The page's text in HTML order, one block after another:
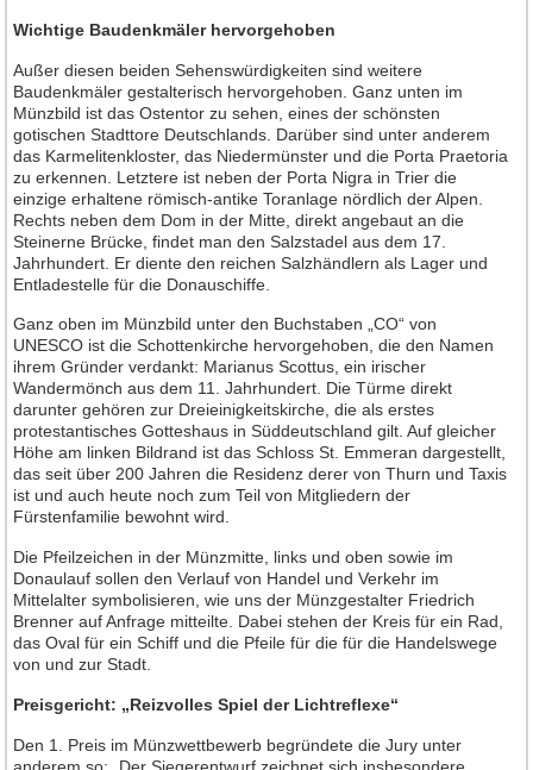
Wichtige Baudenkmäler hervorgehoben
Außer diesen beiden Sehenswürdigkeiten sind weitere
Baudenkmäler gestalterisch hervorgehoben. Ganz unten im
Münzbild ist das Ostentor zu sehen, eines der schönsten
gotischen Stadttore Deutschlands. Darüber sind unter anderem
das Karmelitenkloster, das Niedermünster und die Porta Praetoria
zu erkennen. Letztere ist neben der Porta Nigra in Trier die
einzige erhaltene römisch-antike Toranlage nördlich der Alpen.
Rechts neben dem Dom in der Mitte, direkt angebaut an die
Steinerne Brücke, findet man den Salzstadel aus dem 17.
Jahrhundert. Er diente den reichen Salzhändlern als Lager und
Entladestelle für die Donauschiffe.
Ganz oben im Münzbild unter den Buchstaben „CO“ von
UNESCO ist die Schottenkirche hervorgehoben, die den Namen
ihrem Gründer verdankt: Marianus Scottus, ein irischer
Wandermönch aus dem 11. Jahrhundert. Die Türme direkt
darunter gehören zur Dreieinigkeitskirche, die als erstes
protestantisches Gotteshaus in Süddeutschland gilt. Auf gleicher
Höhe am linken Bildrand ist das Schloss St. Emmeran dargestellt,
das seit über 200 Jahren die Residenz derer von Thurn und Taxis
ist und auch heute noch zum Teil von Mitgliedern der
Fürstenfamilie bewohnt wird.
Die Pfeilzeichen in der Münzmitte, links und oben sowie im
Donaulauf sollen den Verlauf von Handel und Verkehr im
Mittelalter symbolisieren, wie uns der Münzgestalter Friedrich
Brenner auf Anfrage mitteilte. Dabei stehen der Kreis für ein Rad,
das Oval für ein Schiff und die Pfeile für die für die Handelswege
von und zur Stadt.
Preisgericht: „Reizvolles Spiel der Lichtreflexe“
Den 1. Preis im Münzwettbewerb begründete die Jury unter